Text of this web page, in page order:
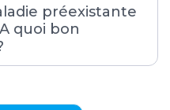
préexistante
quoi bon